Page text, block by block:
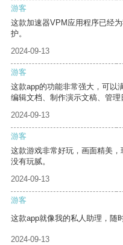
游客
这款加速器VPM应用程序已经
护。
2024-09-13
游客
这款app的功能非常强大，可以
编辑文档、制作演示文稿、管理
2024-09-13
游客
这款游戏非常好玩，画面精美
没有玩腻。
2024-09-13
游客
这款app就像我的私人助理，随
2024-09-13